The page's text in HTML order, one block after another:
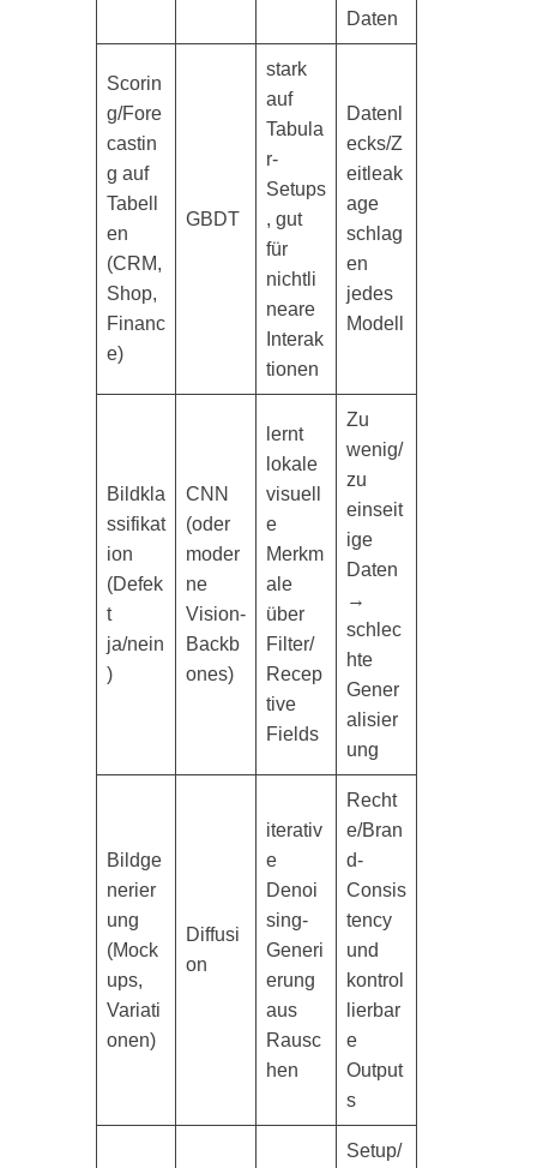
Daten
Scorin
g/Fore
castin
g auf
Tabell
en
(CRM,
Shop,
Financ
e)
GBDT
stark
auf
Tabula
r-
Setups
, gut
für
nichtli
neare
Interak
tionen
Datenl
ecks/Z
eitleak
age
schlag
en
jedes
Modell
Bildkla
ssifikat
ion
(Defek
t
ja/nein
)
CNN
(oder
moder
ne
Vision-
Backb
ones)
lernt
lokale
visuell
e
Merkm
ale
über
Filter/
Recep
tive
Fields
Zu
wenig/
zu
einseit
ige
Daten
→
schlec
hte
Gener
alisier
ung
Bildge
nerier
ung
(Mock
ups,
Variati
onen)
Diffusi
on
iterativ
e
Denoi
sing-
Generi
erung
aus
Rausc
hen
Recht
e/Bran
d-
Consis
tency
und
kontrol
lierbar
e
Output
s
Setup/